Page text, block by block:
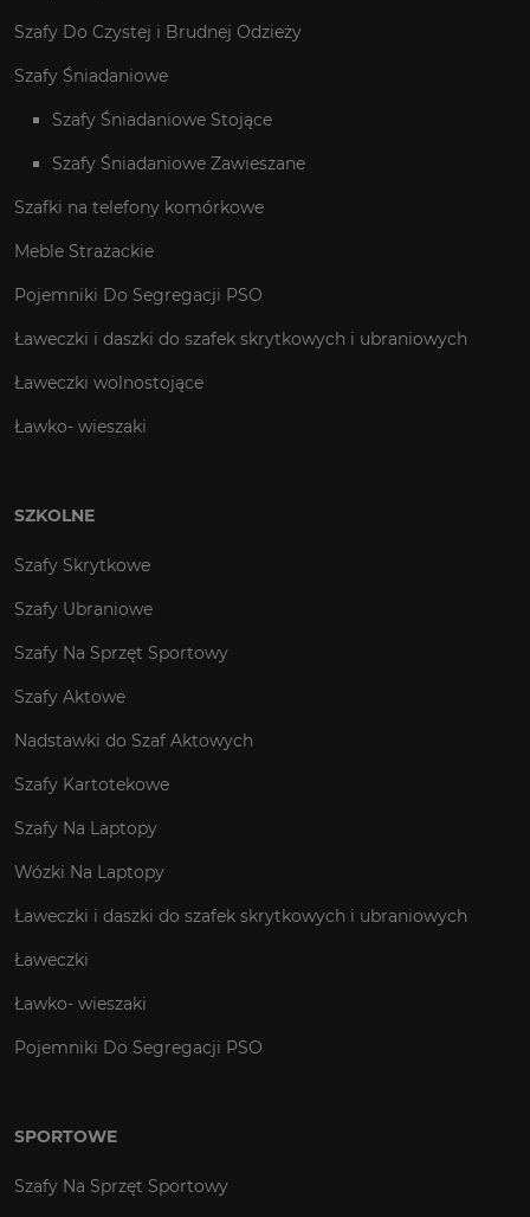
Szafy Do Czystej i Brudnej Odzieży
Szafy Śniadaniowe
Szafy Śniadaniowe Stojące
Szafy Śniadaniowe Zawieszane
Szafki na telefony komórkowe
Meble Strażackie
Pojemniki Do Segregacji PSO
Ławeczki i daszki do szafek skrytkowych i ubraniowych
Ławeczki wolnostojące
Ławko- wieszaki
SZKOLNE
Szafy Skrytkowe
Szafy Ubraniowe
Szafy Na Sprzęt Sportowy
Szafy Aktowe
Nadstawki do Szaf Aktowych
Szafy Kartotekowe
Szafy Na Laptopy
Wózki Na Laptopy
Ławeczki i daszki do szafek skrytkowych i ubraniowych
Ławeczki
Ławko- wieszaki
Pojemniki Do Segregacji PSO
SPORTOWE
Szafy Na Sprzęt Sportowy